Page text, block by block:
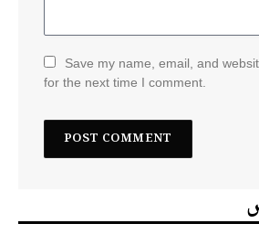
Save my name, email, and
for the next time I comment.